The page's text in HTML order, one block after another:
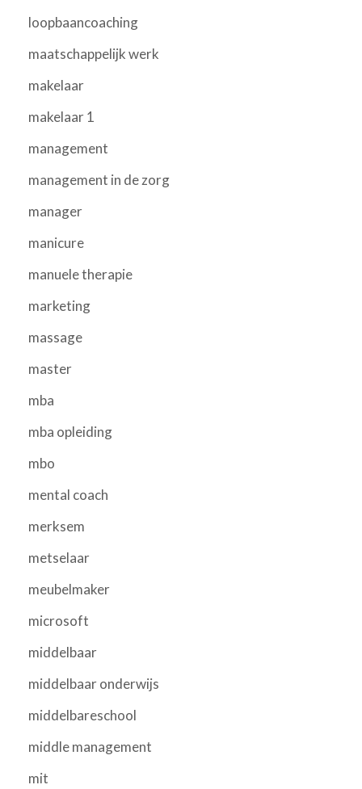
loopbaancoaching
maatschappelijk werk
makelaar
makelaar 1
management
management in de zorg
manager
manicure
manuele therapie
marketing
massage
master
mba
mba opleiding
mbo
mental coach
merksem
metselaar
meubelmaker
microsoft
middelbaar
middelbaar onderwijs
middelbareschool
middle management
mit